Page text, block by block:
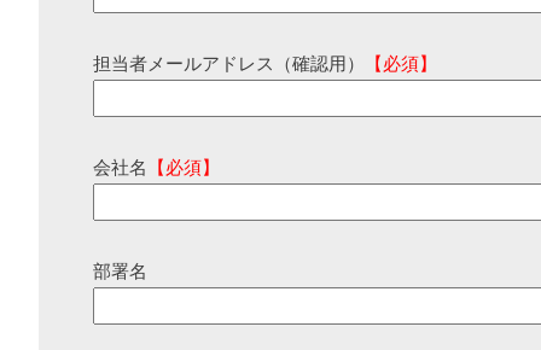
担当者メールアドレス（確認用） 【必須】
会社名 【必須】
部署名